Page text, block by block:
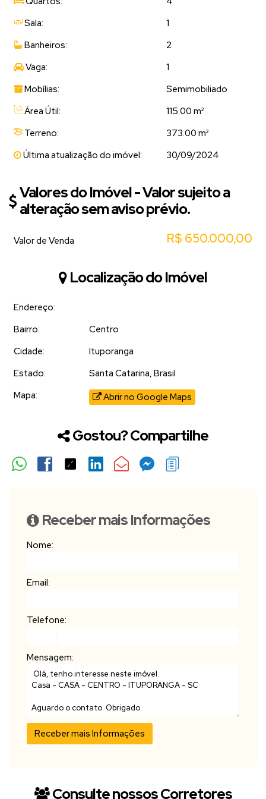
Sala:
1
Banheiros:
2
Vaga:
1
Mobílias:
Semimobiliado
Área Útil:
115.00 m²
Terreno:
373.00 m²
Última atualização do imóvel:
30/09/2024
Valores do Imóvel - Valor sujeito a
alteração sem aviso prévio.
R$ 650.000,00
Valor de Venda
Localização do Imóvel
Endereço:
Bairro:
Centro
Cidade:
Ituporanga
Estado:
Santa Catarina, Brasil
Mapa:
Abrir no Google Maps
Gostou? Compartilhe
Receber mais Informações
Nome:
Email:
Telefone:
Mensagem:
Consulte nossos Corretores